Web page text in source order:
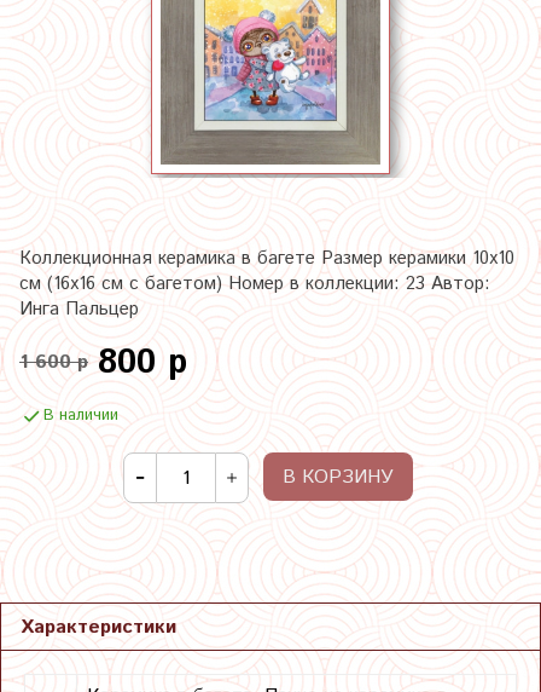
Коллекционная керамика в багете Размер керамики 10х10
см (16х16 см с багетом) Номер в коллекции: 23 Автор:
Инга Пальцер
1 600 р 800 р
В наличии
В КОРЗИНУ
Характеристики